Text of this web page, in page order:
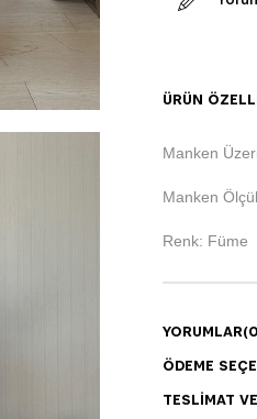
ÜRÜN
Manken
Manken
Renk: Füme
YORUMLAR
ÖDEME
TESLIMAT